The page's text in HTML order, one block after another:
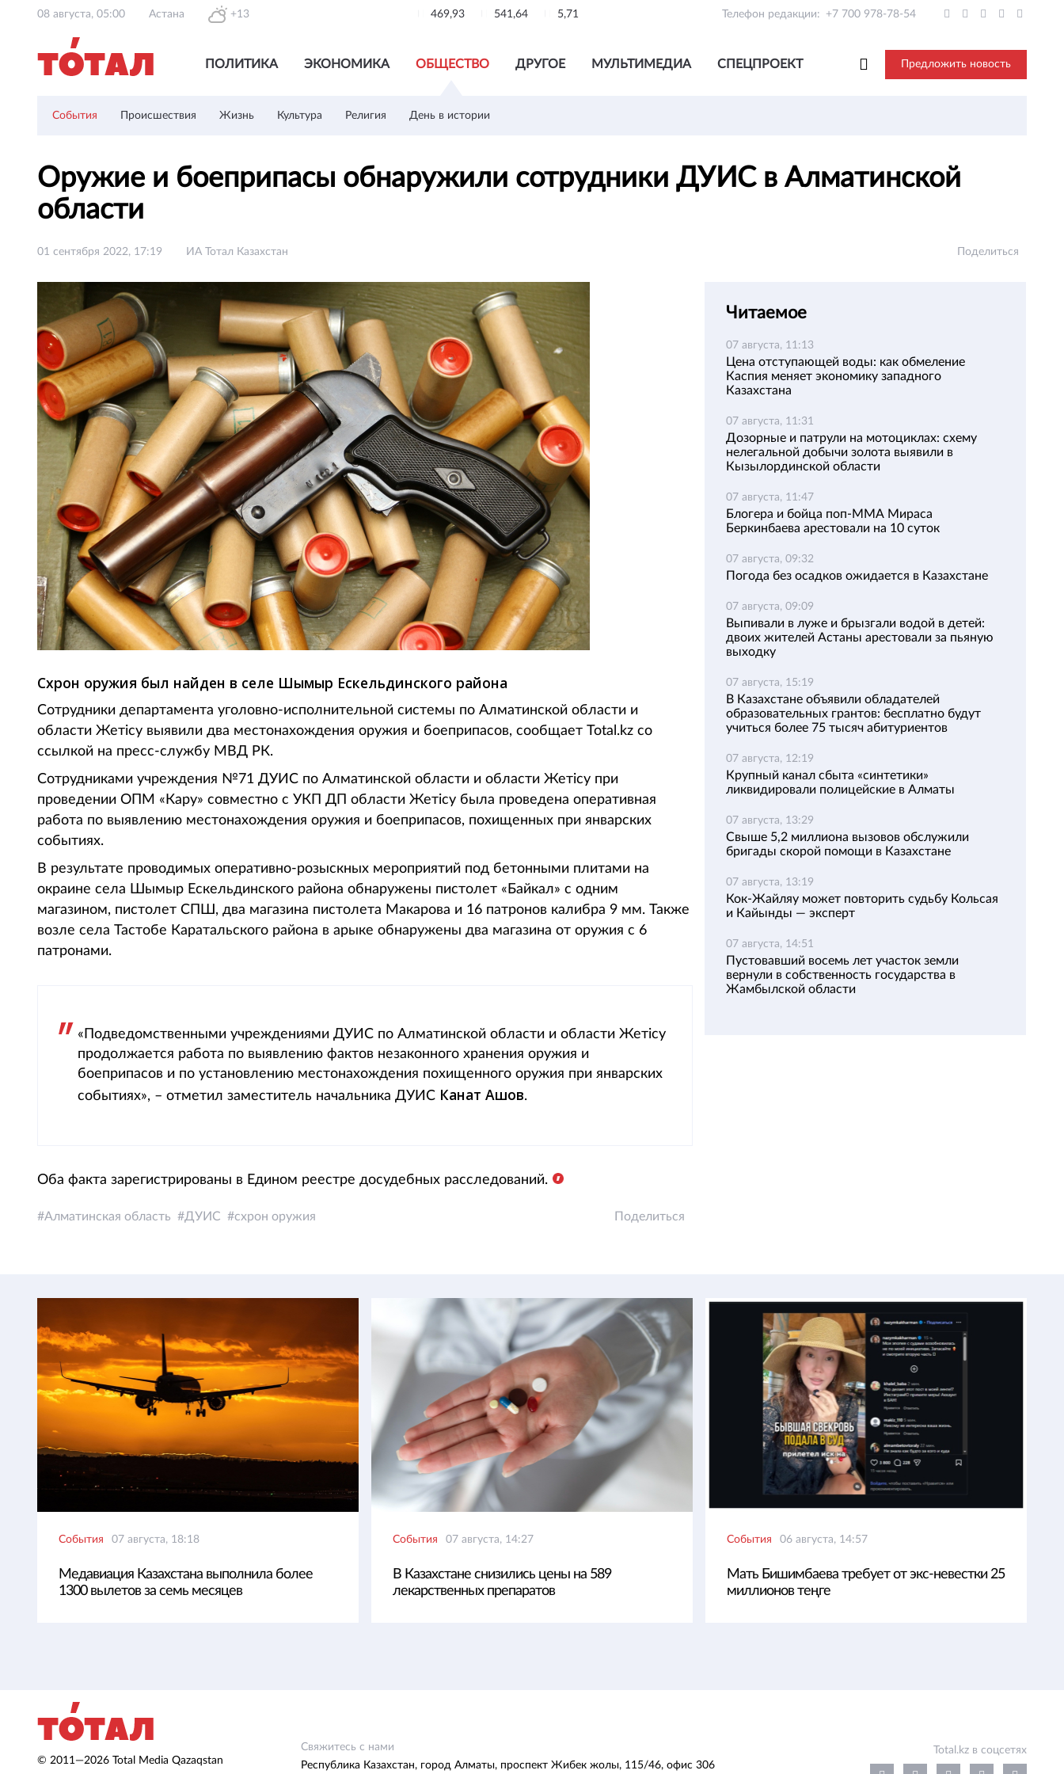
08 августа, 05:00 Астана +13 469,93 541,64 5,71 Телефон редакции: +7 700 978-78-54
ПОЛИТИКА ЭКОНОМИКА ОБЩЕСТВО ДРУГОЕ МУЛЬТИМЕДИА СПЕЦПРОЕКТ Предложить новость
События Происшествия Жизнь Культура Религия День в истории
Оружие и боеприпасы обнаружили сотрудники ДУИС в Алматинской
области
01 сентября 2022, 17:19 ИА Тотал Казахстан Поделиться
Схрон оружия был найден в селе Шымыр Ескельдинского района
Сотрудники департамента уголовно-исполнительной системы по Алматинской области и
области Жетісу выявили два местонахождения оружия и боеприпасов, сообщает Total.kz со
ссылкой на пресс-службу МВД РК.
Сотрудниками учреждения №71 ДУИС по Алматинской области и области Жетісу при
проведении ОПМ «Кару» совместно с УКП ДП области Жетісу была проведена оперативная
работа по выявлению местонахождения оружия и боеприпасов, похищенных при январских
событиях.
В результате проводимых оперативно-розыскных мероприятий под бетонными плитами на
окраине села Шымыр Ескельдинского района обнаружены пистолет «Байкал» с одним
магазином, пистолет СПШ, два магазина пистолета Макарова и 16 патронов калибра 9 мм. Также
возле села Тастобе Каратальского района в арыке обнаружены два магазина от оружия с 6
патронами.
«Подведомственными учреждениями ДУИС по Алматинской области и области Жетісу
продолжается работа по выявлению фактов незаконного хранения оружия и
боеприпасов и по установлению местонахождения похищенного оружия при январских
событиях», – отметил заместитель начальника ДУИС Канат Ашов.
Оба факта зарегистрированы в Едином реестре досудебных расследований.
Алматинская область ДУИС схрон оружия Поделиться
Читаемое
07 августа, 11:13
Цена отступающей воды: как обмеление
Каспия меняет экономику западного
Казахстана
07 августа, 11:31
Дозорные и патрули на мотоциклах: схему
нелегальной добычи золота выявили в
Кызылординской области
07 августа, 11:47
Блогера и бойца поп-ММА Мираса
Беркинбаева арестовали на 10 суток
07 августа, 09:32
Погода без осадков ожидается в Казахстане
07 августа, 09:09
Выпивали в луже и брызгали водой в детей:
двоих жителей Астаны арестовали за пьяную
выходку
07 августа, 15:19
В Казахстане объявили обладателей
образовательных грантов: бесплатно будут
учиться более 75 тысяч абитуриентов
07 августа, 12:19
Крупный канал сбыта «синтетики»
ликвидировали полицейские в Алматы
07 августа, 13:29
Свыше 5,2 миллиона вызовов обслужили
бригады скорой помощи в Казахстане
07 августа, 13:19
Кок-Жайляу может повторить судьбу Кольсая
и Кайынды — эксперт
07 августа, 14:51
Пустовавший восемь лет участок земли
вернули в собственность государства в
Жамбылской области
События 07 августа, 18:18
Медавиация Казахстана выполнила более
1300 вылетов за семь месяцев
События 07 августа, 14:27
В Казахстане снизились цены на 589
лекарственных препаратов
События 06 августа, 14:57
Мать Бишимбаева требует от экс-невестки 25
миллионов теңге
© 2011—2026 Total Media Qazaqstan
Свяжитесь с нами
Республика Казахстан, город Алматы, проспект Жибек жолы, 115/46, офис 306
Total.kz в соцсетях